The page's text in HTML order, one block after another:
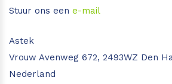
Stuur ons een e-mail
Astek
Vrouw Avenweg 672, 2493WZ Den
Nederland